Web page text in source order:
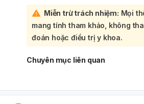
sàng lọc không xâm lấn có độ
các bất thường về số lượng nhiễm
Down, Edwards, Patau) ở thai nhi.
những mục tiêu chính của siêu âm
âm DMDG không chỉ đánh giá
sắc thể mà còn có thể gợi ý các dị
thể thực hiện xét nghiệm này
Miễn trừ trách nhiệm: Mọi
mang tính tham khảo, không
đoán hoặc điều trị y khoa.
Chuyên mục liên quan